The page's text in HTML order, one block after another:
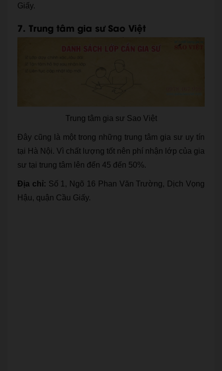
Giấy.
7. Trung tâm gia sư Sao Việt
Trung tâm gia sư Sao Việt
Đây cũng là một trong những trung tâm gia sư uy tín
tại Hà Nội. Vì chất lượng tốt nên phí nhận lớp của gia
sư tại trung tâm lên đến 45 đến 50%.
Địa chỉ: Số 1, Ngõ 16 Phan Văn Trường, Dịch Vọng
Hậu, quận Cầu Giấy.